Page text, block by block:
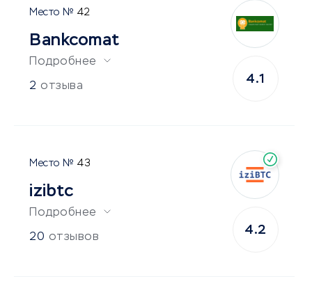
42
Bankcomat
Подробнее
2 отзыва
4.1
43
izibtc
Подробнее
20 отзывов
4.2